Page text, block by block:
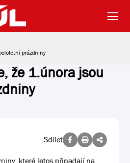
prázdniny
že 1.února jsou
Sdílet
které letos připadají na